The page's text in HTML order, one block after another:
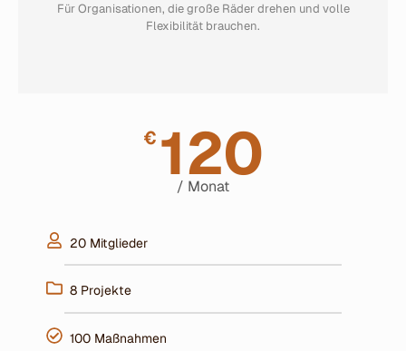
Für Organisationen, die große Räder drehen und volle
Flexibilität brauchen.
€ 120
/ Monat
20 Mitglieder
8 Projekte
100 Maßnahmen